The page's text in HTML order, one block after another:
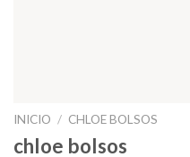
INICIO / CHLOE BOLSOS
chloe bolsos